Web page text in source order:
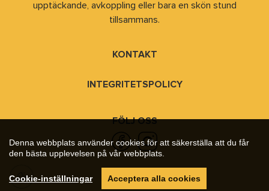
Denna webbplats använder cookies för att säkerställa att du får
den bästa upplevelsen på vår webbplats.
Cookie-inställningar Acceptera alla cookies
upptäckande, avkoppling eller bara en skön stund
tillsammans.
FÖLJ OSS
KONTAKT
INTEGRITETSPOLICY